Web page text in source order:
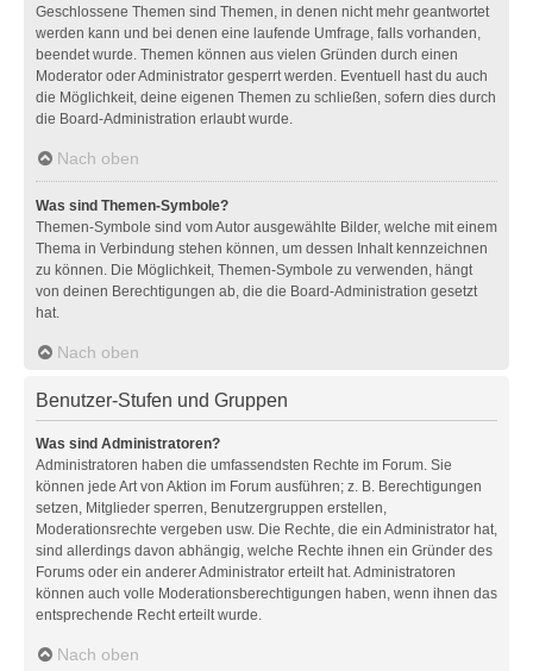
Geschlossene Themen sind Themen, in denen nicht mehr geantwortet
werden kann und bei denen eine laufende Umfrage, falls vorhanden,
beendet wurde. Themen können aus vielen Gründen durch einen
Moderator oder Administrator gesperrt werden. Eventuell hast du auch
die Möglichkeit, deine eigenen Themen zu schließen, sofern dies durch
die Board-Administration erlaubt wurde.
Nach oben
Was sind Themen-Symbole?
Themen-Symbole sind vom Autor ausgewählte Bilder, welche mit einem
Thema in Verbindung stehen können, um dessen Inhalt kennzeichnen
zu können. Die Möglichkeit, Themen-Symbole zu verwenden, hängt
von deinen Berechtigungen ab, die die Board-Administration gesetzt
hat.
Nach oben
Benutzer-Stufen und Gruppen
Was sind Administratoren?
Administratoren haben die umfassendsten Rechte im Forum. Sie
können jede Art von Aktion im Forum ausführen; z. B. Berechtigungen
setzen, Mitglieder sperren, Benutzergruppen erstellen,
Moderationsrechte vergeben usw. Die Rechte, die ein Administrator hat,
sind allerdings davon abhängig, welche Rechte ihnen ein Gründer des
Forums oder ein anderer Administrator erteilt hat. Administratoren
können auch volle Moderationsberechtigungen haben, wenn ihnen das
entsprechende Recht erteilt wurde.
Nach oben